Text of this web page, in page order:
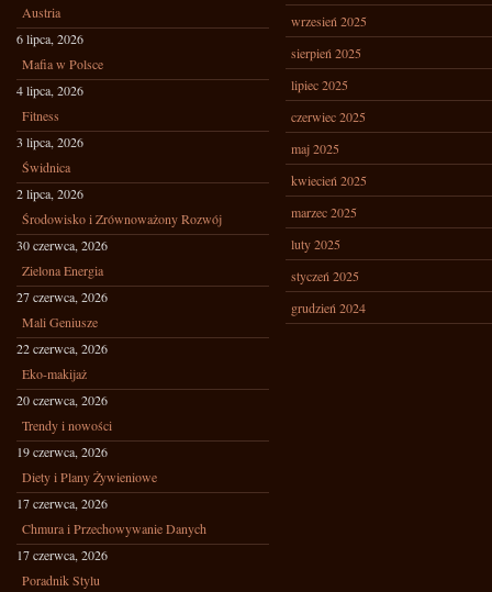
Austria
6 lipca, 2026
Mafia w Polsce
4 lipca, 2026
Fitness
3 lipca, 2026
Świdnica
2 lipca, 2026
Środowisko i Zrównoważony Rozwój
30 czerwca, 2026
Zielona Energia
27 czerwca, 2026
Mali Geniusze
22 czerwca, 2026
Eko-makijaż
20 czerwca, 2026
Trendy i nowości
19 czerwca, 2026
Diety i Plany Żywieniowe
17 czerwca, 2026
Chmura i Przechowywanie Danych
17 czerwca, 2026
Poradnik Stylu
wrzesień 2025
sierpień 2025
lipiec 2025
czerwiec 2025
maj 2025
kwiecień 2025
marzec 2025
luty 2025
styczeń 2025
grudzień 2024